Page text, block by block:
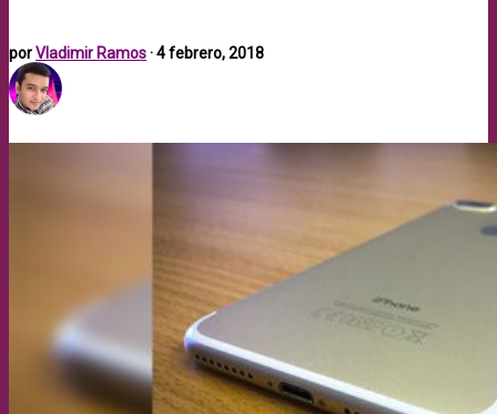
porVladimir Ramos·4 febrero, 2018